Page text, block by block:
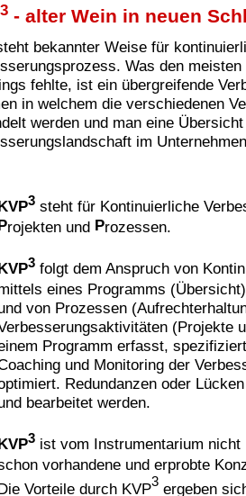
3 - alter Wein in neuen
bekannter Weise für
Was den
fehlte, ist ein übergreifende
in welchem die verschiedenen
werden und man eine
im
3 steht für Kontinuierliche
rojekten und Prozessen.
3 folgt dem Anspruch von
eines Programms
von Prozessen
(Projekte
Programm erfasst,
und Monitoring der
Redundanzen oder
bearbeitet werden.
3 ist vom Instrumentarium
vorhandene und erprobte
Vorteile durch KVP3 ergeben